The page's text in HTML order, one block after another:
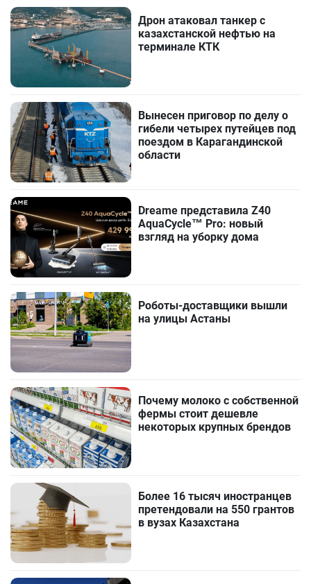
Дрон атаковал танкер с
казахстанской нефтью на
терминале КТК
Вынесен приговор по делу о
гибели четырех путейцев под
поездом в Карагандинской
области
Dreame представила Z40
AquaCycle™ Pro: новый
взгляд на уборку дома
Роботы-доставщики вышли
на улицы Астаны
Почему молоко с собственной
фермы стоит дешевле
некоторых крупных брендов
Более 16 тысяч иностранцев
претендовали на 550 грантов
в вузах Казахстана